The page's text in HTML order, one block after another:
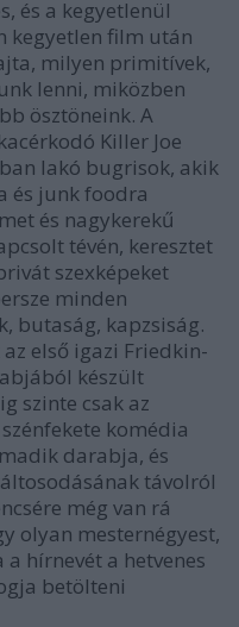
és a kegyetlenül
kegyetlen film után
milyen primitívek,
lenni, miközben
ösztöneink. A
Killer Joe
lakó bugrisok, akik
és junk foodra
és nagykerekű
tévén, keresztet
szexképeket
minden
butaság, kapzsiság.
első igazi Friedkin-
készült
szinte csak az
komédia
darabja, és
távolról
még van rá
olyan mesternégyest,
hírnevét a hetvenes
betölteni